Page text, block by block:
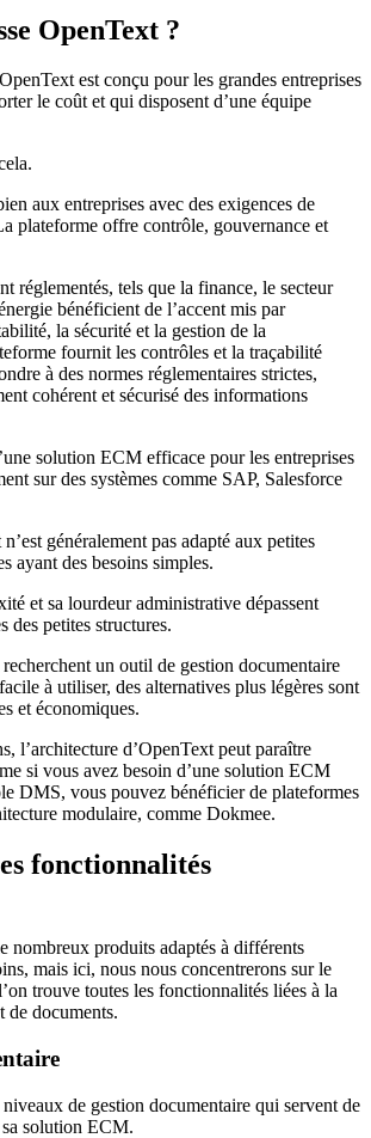
OpenText ?
est conçu pour les grandes entreprises
le coût et qui disposent d’une équipe
aux entreprises avec des exigences de
plateforme offre contrôle, gouvernance et
réglementés, tels que la finance, le secteur
bénéficient de l’accent mis par
la sécurité et la gestion de la
fournit les contrôles et la traçabilité
à des normes réglementaires strictes,
cohérent et sécurisé des informations
solution ECM efficace pour les entreprises
sur des systèmes comme SAP, Salesforce
généralement pas adapté aux petites
ayant des besoins simples.
et sa lourdeur administrative dépassent
des petites structures.
un outil de gestion documentaire
à utiliser, des alternatives plus légères sont
et économiques.
l’architecture d’OpenText peut paraître
si vous avez besoin d’une solution ECM
DMS, vous pouvez bénéficier de plateformes
modulaire, comme Dokmee.
fonctionnalités
nombreux produits adaptés à différents
mais ici, nous nous concentrerons sur le
trouve toutes les fonctionnalités liées à la
de documents.
de gestion documentaire qui servent de
solution ECM.